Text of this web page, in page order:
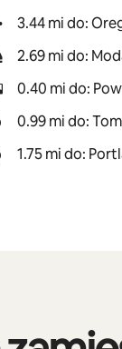
3.44 mi do:
2.69 mi do:
0.40 mi do:
0.99 mi do:
1.75 mi do: